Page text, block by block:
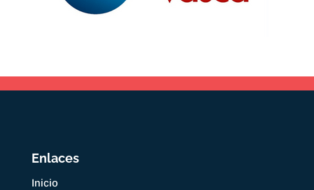
Enlaces
Inicio